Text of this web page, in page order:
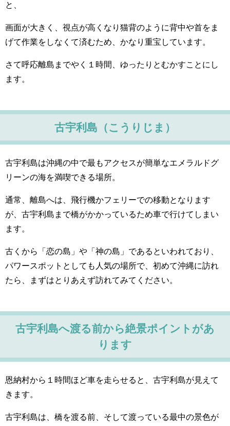
と、
画面が大きく、視点が高くなり猫背のように背中や首をま
げて作業をしなくて済むため、かなり重宝しています。
さて呼応離島までやく１時間、ゆったりとむかすことにし
ます。
古宇利島（こうりじま）
古宇利島は沖縄の中で最もアクセスが簡単なエメラルドグ
リーンの海を満喫できる場所。
通常、離島へは、飛行機かフェリーでの移動となります
が、古宇利島まで橋がかかっているため車で行けてしまい
ます。
古くから「恋の島」や「神の島」であるといわれており、
パワースポットとしても人気の場所で、初めて沖縄に訪れ
たら、まずはとりあえず訪れてみてください。
古宇利島へ渡る前から絶景ポイントがあ
ります
恩納村から１時間ほど車を走らせると、古宇利島が見えて
きます。
古宇利島は、橋を渡る前、そして渡っている最中の景色が